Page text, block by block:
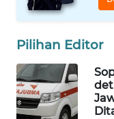
Pilihan Editor
WAHANA
HEALTH
WAHANA
DESA
WISATA